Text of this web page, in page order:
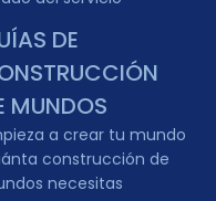
DE
MUNDOS
a crear tu mundo
construcción de
necesitas